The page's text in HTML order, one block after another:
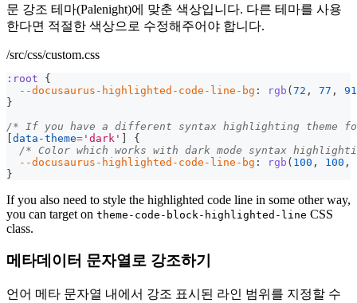
문 강조 테마(Palenight)에 맞춘 색상입니다. 다른 테마를 사용
한다면 적절한 색상으로 수정해주어야 합니다.
/src/css/custom.css
:root
{
--docusaurus-highlighted-code-line-bg : rgb (72 , 77 ,
91
}
/* If you have a different syntax highlighting theme
[data-theme= 'dark' ]
{
/* Color which works with dark mode syntax
--docusaurus-highlighted-code-line-bg : rgb ( 100 , 100 ,
}
If you also need to style the highlighted code line in some other way,
you can target on theme-code-block-highlighted-line CSS
class.
메타데이터 문자열로 강조하기
언어 메타 문자열 내에서 강조 표시된 라인 범위를 지정할 수